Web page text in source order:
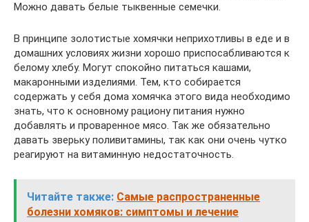
Можно давать белые тыквенные семечки.
В принципе золотистые хомячки неприхотливы в еде и в
домашних условиях жизни хорошо приспосабливаются к
белому хлебу. Могут спокойно питаться кашами,
макаронными изделиями. Тем, кто собирается
содержать у себя дома хомячка этого вида необходимо
знать, что к основному рациону питания нужно
добавлять и проваренное мясо. Так же обязательно
давать зверьку поливитамины, так как они очень чутко
реагируют на витаминную недостаточность.
Читайте также: Самые распространенные
болезни хомяков: симптомы и лечение